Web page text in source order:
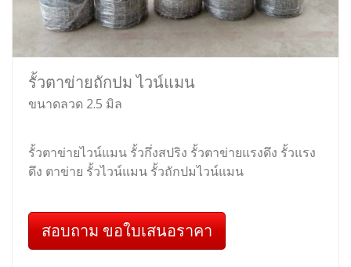
รั้วตาข่ายถักปม ไวน์แมน
ขนาดลวด 2.5 มิล
รั้วตาข่ายไวน์แมน รั้วกึ่งสปริง รั้วตาข่ายแรงดึง รั้วแรง
ดึง ตาข่าย รั้วไวน์แมน รั้วถักปมไวน์แมน
สอบถาม ขอใบเสนอราคา